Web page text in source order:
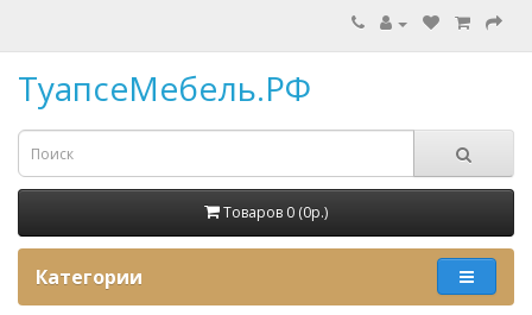
ТуапсеМебель.РФ
Товаров 0 (0p.)
Категории